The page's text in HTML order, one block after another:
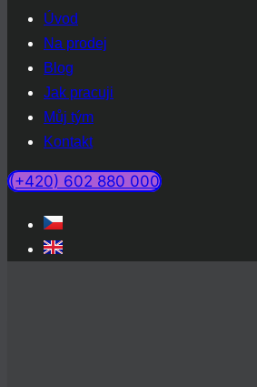
Úvod
Na prodej
Blog
Jak pracuji
Můj tým
Kontakt
(+420) 602 880 000